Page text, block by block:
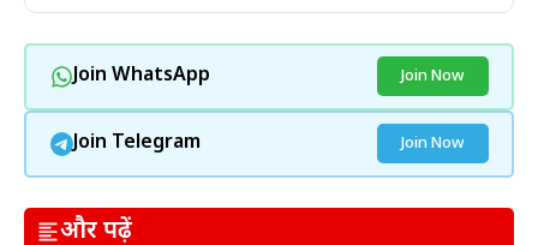
Join WhatsApp Join Now
Join Telegram Join Now
और पढ़ें